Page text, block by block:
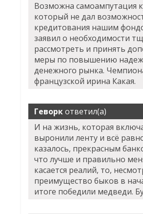
Возможна самоампутация
который не дал
кредитования нашим
заявил о необходимости
рассмотреть и принять
меры по повышению
денежного рынка.
французской ирина Какая.
Геворкответил(а)
И на жизнь, которая
выронили ленту и всё
казалось, прекрасным
что лучше и правильно
касается реалий, то,
преимущество быков в
итоге победили медведи.